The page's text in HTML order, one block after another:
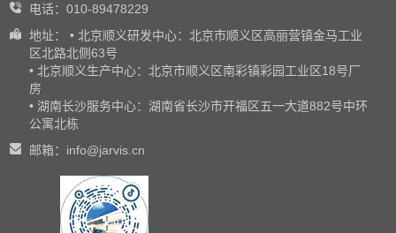
电话：010-89478229
地址： • 北京顺义研发中心：北京市顺义区高丽营镇金马工业
区北路北侧63号
• 北京顺义生产中心：北京市顺义区南彩镇彩园工业区18号厂
房
• 湖南长沙服务中心：湖南省长沙市开福区五一大道882号中环
公寓北栋
邮箱：info@jarvis.cn